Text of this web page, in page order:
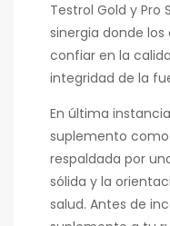
Testrol Gold y Pro
sinergia donde
confiar en la
integridad de la
En última
suplemento
respaldada por
sólida y la
salud. Antes de